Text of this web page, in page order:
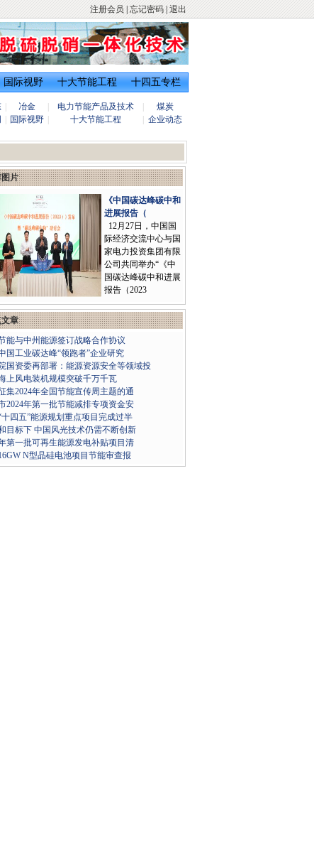
注册会员 忘记密码| 退出
国际视野 十大节能工程 十四五专栏
冶金 电力节能产品及技术
煤炭
国际视野 十大节能工程
企业动态
片
《中国碳达峰碳中和
进展报告（
12月27日，中国国
际经济交流中心与国
家电力投资集团有限
公司共同举办“《中
国碳达峰碳中和进展
报告（2023
章
能与中州能源签订战略合作协议
国工业碳达峰“领跑者”企业研究
国资委再部署：能源资源安全等领域投
上风电装机规模突破千万千瓦
集2024年全国节能宣传周主题的通
2024年第一批节能减排专项资金安
十四五”能源规划重点项目完成过半
目标下 中国风光技术仍需不断创新
第一批可再生能源发电补贴项目清
N型晶硅电池项目节能审查报